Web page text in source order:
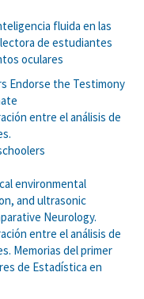
fluida en las
de estudiantes
oculares
Endorse the Testimony
entre el análisis de
environmental
and ultrasonic
Neurology.
entre el análisis de
Memorias del primer
de Estadística en